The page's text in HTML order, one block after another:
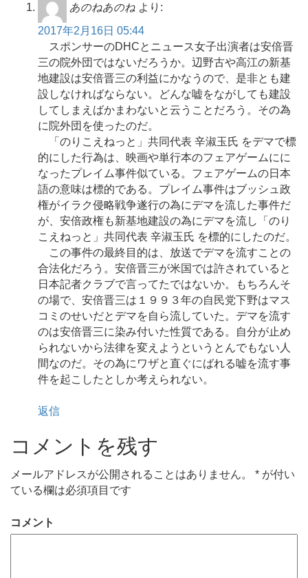
あのねあのね より:
2017年2月16日 05:44
スポンサーのDHCとニュース女子出演者は安倍晋
三の院外団ではないだろうか。辺野古や高江の新基
地建設は安倍晋三の利益にかなうので、是非とも建
設しなければならない。どんな嘘をながしても建設
してしまえばかまわないと云うことだろう。その為
に院外団を使ったのだ。
「のりこえねっと」共同代表 辛淑玉氏 をデマで標
的にした行為は、映画や単行本のフェアゲームにに
なったプレイム事件似ている。フェアゲームの日本
語の意味は標的である。プレイム事件はブッシュ政
権がイラク侵略戦争遂行の為にデマを流した事件だ
が、安倍政権も新基地建設の為にデマを流し「のり
こえねっと」共同代表 辛淑玉氏 を標的にしたのだ。
この事件の最終目的は、放送でデマを流すことの
合法化だろう。安倍晋三が米国では許されていると
日本記者クラブで言ってたではないか。もちろんそ
の場で、安倍晋三は１９９３年の自民党下野はマス
コミのせいだとデマを自ら流していた。デマを流す
のは安倍晋三に染み付いた性質である。自分が止め
られないから法律を変えようというとんでもない人
間なのだ。その為にワザと直ぐにばれる嘘を流す事
件を起こしたとしか考えられない。
返信
コメントを残す
メールアドレスが公開されることはありません。 * が付い
ている欄は必須項目です
コメント